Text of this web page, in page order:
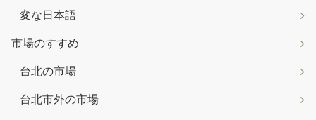
変な日本語
市場のすすめ
台北の市場
台北市外の市場